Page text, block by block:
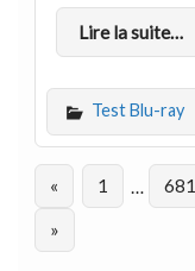
Lire la suite…
Test Blu-ray
« 1 681
»